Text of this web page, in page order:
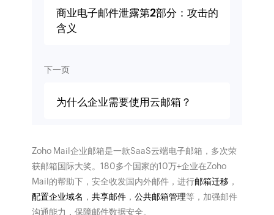
商业电子邮件泄露第2部分：攻击的
含义
下一页
为什么企业需要使用云邮箱？
Zoho Mail企业邮箱是一款SaaS云端电子邮箱，多次荣
获邮箱国际大奖。180多个国家的10万+企业在Zoho
Mail的帮助下，安全收发国内外邮件，进行邮箱迁移 ，
配置企业域名 ， 共享邮件， 公共邮箱管理等，加强邮件
沟通能力，保障邮件数据安全。